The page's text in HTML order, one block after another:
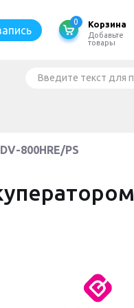
0 Корзина
Добавьте
товары
Искать...
800HRE/PS